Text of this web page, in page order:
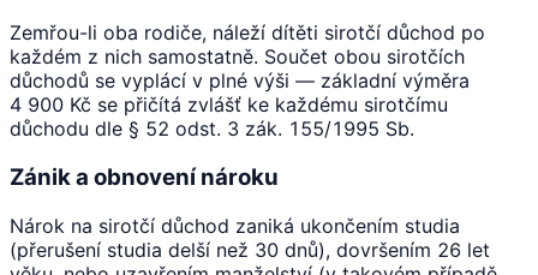
Zemřou-li oba rodiče, náleží dítěti sirotčí důchod po
každém z nich samostatně. Součet obou sirotčích
důchodů se vyplácí v plné výši — základní výměra
4 900 Kč se přičítá zvlášť ke každému sirotčímu
důchodu dle § 52 odst. 3 zák. 155/1995 Sb.
Zánik a obnovení nároku
Nárok na sirotčí důchod zaniká ukončením studia
(přerušení studia delší než 30 dnů), dovršením 26 let